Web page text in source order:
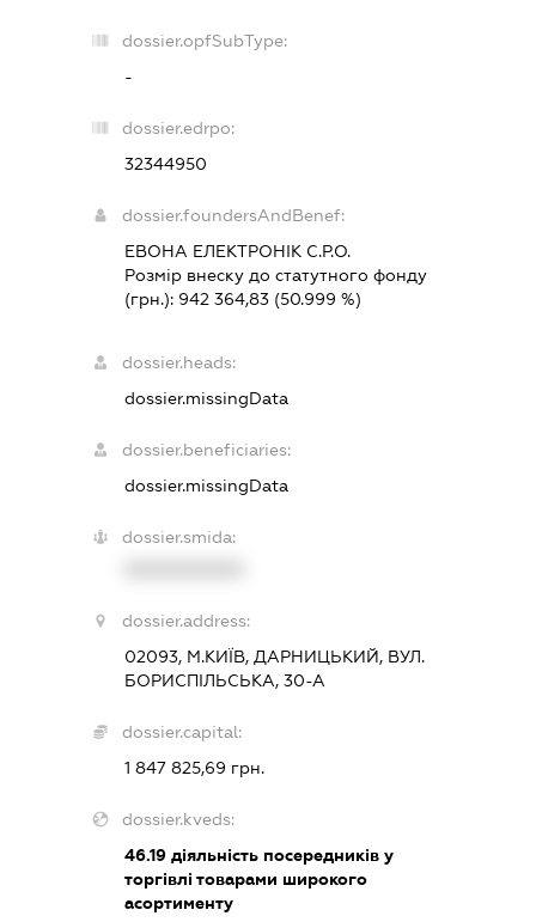
dossier.opfSubType:
-
dossier.edrpo:
32344950
dossier.foundersAndBenef:
ЕВОНА ЕЛЕКТРОНІК С.Р.О.
Розмір внеску до статутного фонду
(грн.): 942 364,83(50.999 %)
dossier.heads:
dossier.missingData
dossier.beneficiaries:
dossier.missingData
dossier.smida:
dossier.address:
02093, М.КИЇВ, ДАРНИЦЬКИЙ, ВУЛ.
БОРИСПІЛЬСЬКА, 30-А
dossier.capital:
1 847 825,69 грн.
dossier.kveds:
46.19діяльність посередників у
торгівлі товарами широкого
асортименту